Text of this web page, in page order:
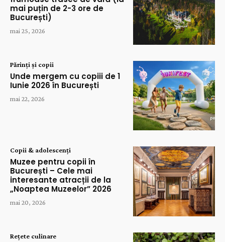
mai puțin de 2-3 ore de
București)
mai 25, 2026
Părinți și copii
Unde mergem cu copiii de 1
Iunie 2026 în București
mai 22, 2026
Copii & adolescenți
Muzee pentru copii în
București – Cele mai
interesante atracții de la
„Noaptea Muzeelor” 2026
mai 20, 2026
Rețete culinare